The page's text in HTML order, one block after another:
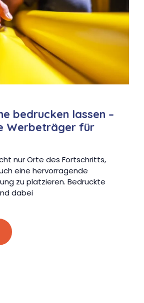
bedrucken lassen –
Werbeträger für
nur Orte des Fortschritts,
eine hervorragende
zu platzieren. Bedruckte
dabei